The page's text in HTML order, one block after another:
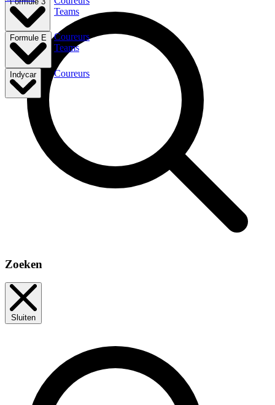
Teams
Formule E
Coureurs
Teams
Indycar Coureurs
Zoeken
Sluiten